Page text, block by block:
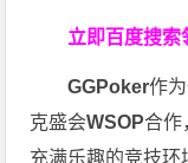
立即百度搜索
GGPoker作
克盛会WSOP合作
充满乐趣的竞技环